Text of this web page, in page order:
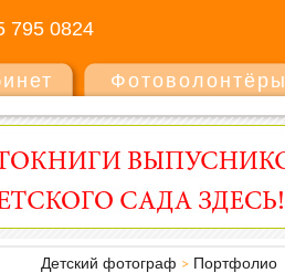
795 0824
Фотоволонтёры
Детский фотограф Портфолио